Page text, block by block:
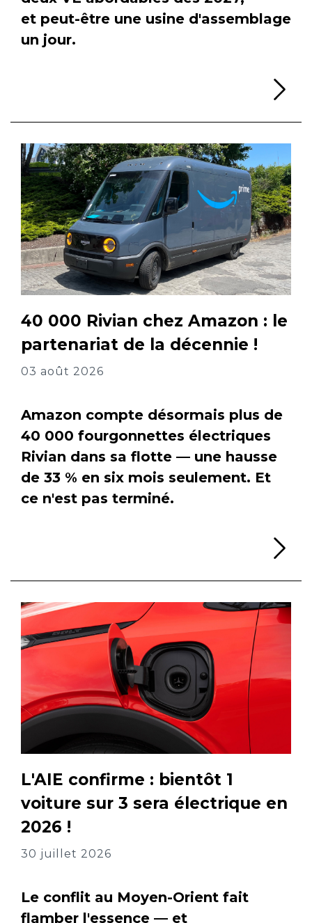
et peut-être une usine d'assemblage
un jour.
40 000 Rivian chez Amazon : le
partenariat de la décennie !
03 août 2026
Amazon compte désormais plus de
40 000 fourgonnettes électriques
Rivian dans sa flotte — une hausse
de 33 % en six mois seulement. Et
ce n'est pas terminé.
L'AIE confirme : bientôt 1
voiture sur 3 sera électrique en
2026 !
30 juillet 2026
Le conflit au Moyen-Orient fait
flamber l'essence — et